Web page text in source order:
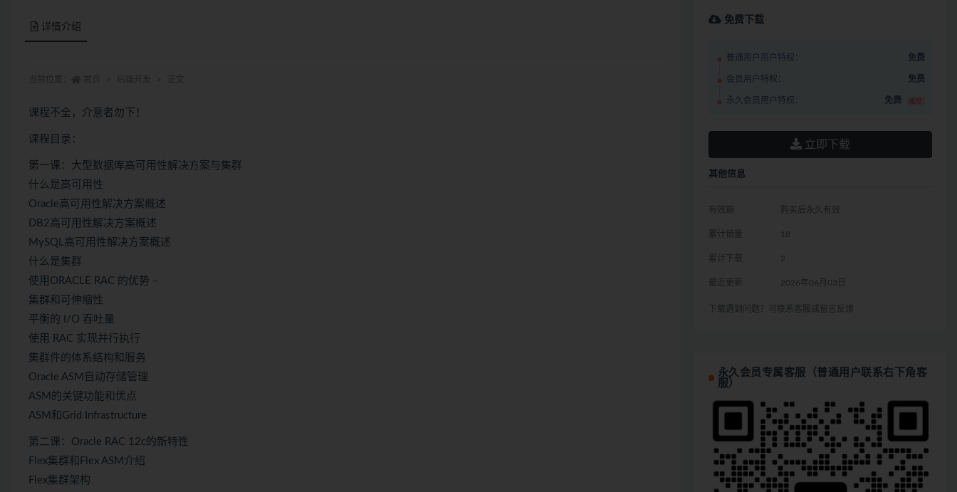
详情介绍
课程不全，介意者勿下！
课程目录：
第一课：大型数据库高可用性解决方案与集群
什么是高可用性
Oracle高可用性解决方案概述
DB2高可用性解决方案概述
MySQL高可用性解决方案概述
什么是集群
使用ORACLE RAC 的优势 –
集群和可伸缩性
平衡的 I/O 吞吐量
使用 RAC 实现并行执行
集群件的体系结构和服务
Oracle ASM自动存储管理
ASM的关键功能和优点
ASM和Grid Infrastructure
第二课：Oracle RAC 12c的新特性
Flex集群和Flex ASM介绍
Flex集群架构
免费下载
普通用户用户特权： 免费
会员用户特权： 免费
永久会员用户特权： 免费 推荐
立即下载
其他信息
有效期 购买后永久有效
累计销量 18
累计下载 2
最近更新 2026年06月03日
下载遇到问题？可联系客服或留言反馈
永久会员专属客服（普通用户联系右下角客
服）